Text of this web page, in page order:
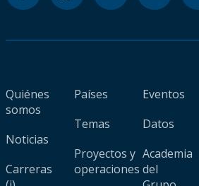
Quiénes
somos
Noticias
Carreras
Países
Temas
Proyectos y
operaciones
Eventos
Datos
Academia
del